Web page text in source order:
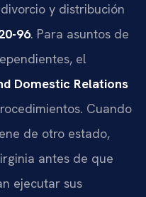
y distribución
96. Para asuntos de
el
Domestic Relations
Cuando
de otro estado,
antes de que
ejecutar sus